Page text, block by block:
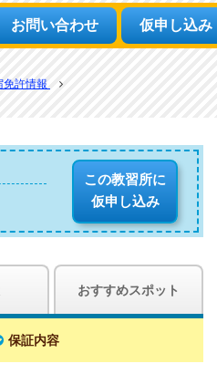
お問い合わせ 仮申し込み
免許情報
この教習所に
仮申し込み
おすすめスポット
保証内容